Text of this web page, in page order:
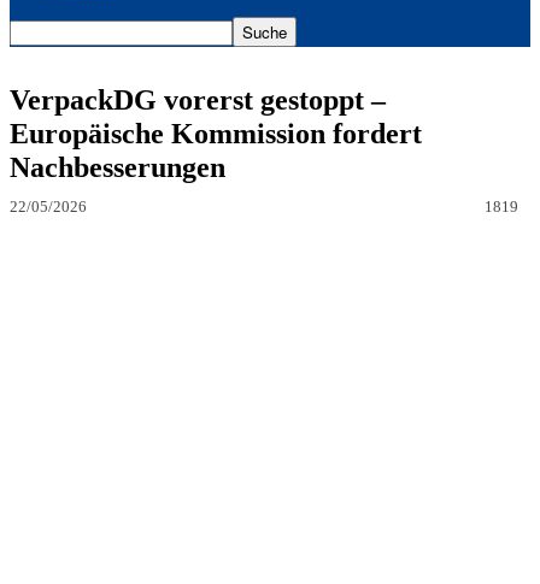
VerpackDG vorerst gestoppt –
Europäische Kommission fordert
Nachbesserungen
22/05/2026 1819